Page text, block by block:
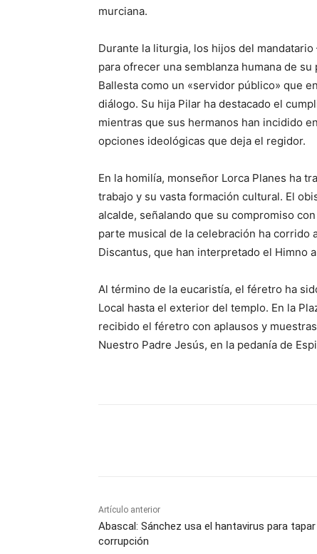
murciana.
Durante la liturgia, los hijos del
para ofrecer una semblanza humana de
Ballesta como un «servidor público» que
diálogo. Su hija Pilar ha destacado el
mientras que sus hermanos han incidido
opciones ideológicas que deja el regidor.
En la homilía, monseñor Lorca Planes ha
trabajo y su vasta formación cultural. El
alcalde, señalando que su compromiso
parte musical de la celebración ha corrido
Discantus, que han interpretado el Himno
Al término de la eucaristía, el féretro ha
Local hasta el exterior del templo. En la
recibido el féretro con aplausos y
Nuestro Padre Jesús, en la pedanía de
Artículo anterior
Abascal: Sánchez usa el hantavirus para
corrupción